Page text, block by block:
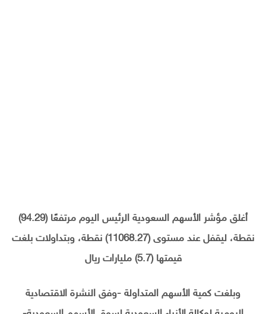
أغلق مؤشر الأسهم السعودية الرئيس اليوم مرتفعًا (94.29)
نقطة، ليقفل عند مستوى (11068.27) نقطة، وبتداولات بلغت
قيمتها (5.7) مليارات ريال
وبلغت كمية الأسهم المتداولة -وفق النشرة الاقتصادية